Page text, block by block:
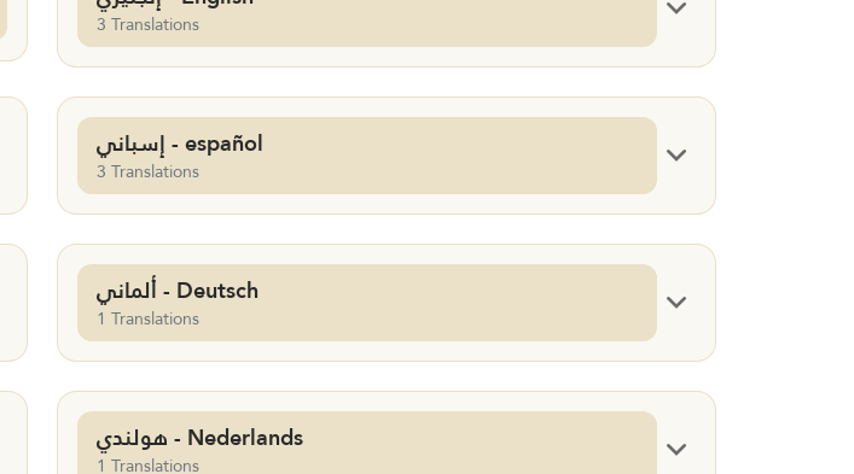
3 Translations
إسباني - español
3 Translations
ألماني - Deutsch
1 Translations
هولندي - Nederlands
1 Translations